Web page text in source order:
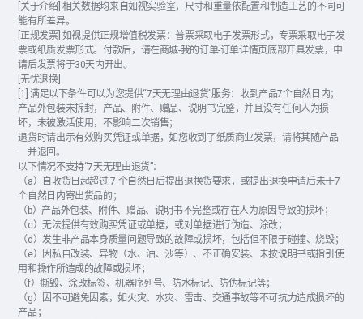
[关于介绍] 相关数据均来自如视实验室，尺寸和重量依配置和制造工艺的不同可
能有所差异。
[正规发票] 如视提供正规增值税发票：普票采取电子发票形式，专票采取电子发
票或纸质发票形式。付款后，请在商城-我的订单-订单详情页底部开具发票，申
请后发票将于30天内开出。
[无忧退换]
[1] 满足以下条件可以为您提供“7天无理由退货”服务：收到产品7个自然日内；
产品外包装未拆封，产品、附件、赠品、说明书完整，并且没有任何人为损
坏，未被激活使用，不影响二次销售；
退货时请出示有效购买凭证或单据，如您收到了纸质商业发票，请将其随产品
一并退回。
以下情况不支持“7天无理由退货”：
（a）自收货日起超过 7 个自然日后提出退换货要求，或提出退换申请后未于7
个自然日内寄出货品的；
（b）产品外包装、附件、赠品、说明书不完整或存在人为原因导致的损坏；
（c）无法提供有效购买凭证或单据，或对单据进行伪造、涂改；
（d）发生非产品本身质量问题导致的故障或损坏，包括但不限于碰撞、烧毁；
（e）因私自改装、异物（水、油、沙等）、不正确安装、未按说明书或指引使
用和操作所造成的故障或损坏；
（f）撕毁、涂改标签、机器序列号、防水标记、防伪标记等；
（g）因不可避免因素，如火灾、水灾、雷击、交通事故等不可抗力造成损坏的
产品；